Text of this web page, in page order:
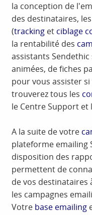
la conception de
des destinataires,
(tracking et ciblage
la rentabilité des
assistants
animées, de fiches
pour vous assister
trouverez tous les
le Centre Support et
A la suite de votre
plateforme emailing
disposition des
permettent de
de vos destinataires
les campagnes
Votre base emailing